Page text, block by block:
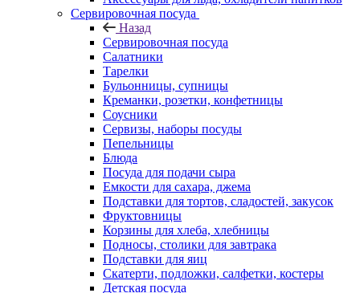
Сервировочная посуда
Назад
Сервировочная посуда
Салатники
Тарелки
Бульонницы, супницы
Креманки, розетки, конфетницы
Соусники
Сервизы, наборы посуды
Пепельницы
Блюда
Посуда для подачи сыра
Емкости для сахара, джема
Подставки для тортов, сладостей, закусок
Фруктовницы
Корзины для хлеба, хлебницы
Подносы, столики для завтрака
Подставки для яиц
Скатерти, подложки, салфетки, костеры
Детская посуда